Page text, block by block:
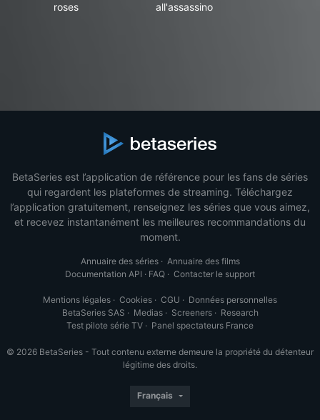
roses
all'assassino
BetaSeries est l’application de référence pour les fans de séries
qui regardent les plateformes de streaming. Téléchargez
l’application gratuitement, renseignez les séries que vous aimez,
et recevez instantanément les meilleures recommandations du
moment.
Annuaire des séries· Annuaire des films
Documentation API · FAQ · Contacter le support
Mentions légales · Cookies · CGU · Données personnelles
BetaSeries SAS · Medias· Screeners· Research
Test pilote série TV · Panel spectateurs France
© 2026 BetaSeries - Tout contenu externe demeure la propriété du détenteur
légitime des droits.
Français